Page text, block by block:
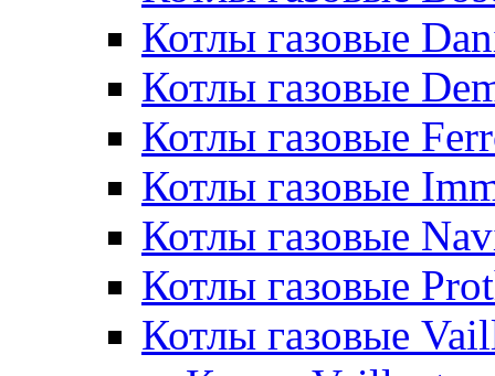
Котлы газовые
Котлы газовые
Котлы газовые
Котлы газовые
Котлы газовые
Котлы газовые
Котлы газовые